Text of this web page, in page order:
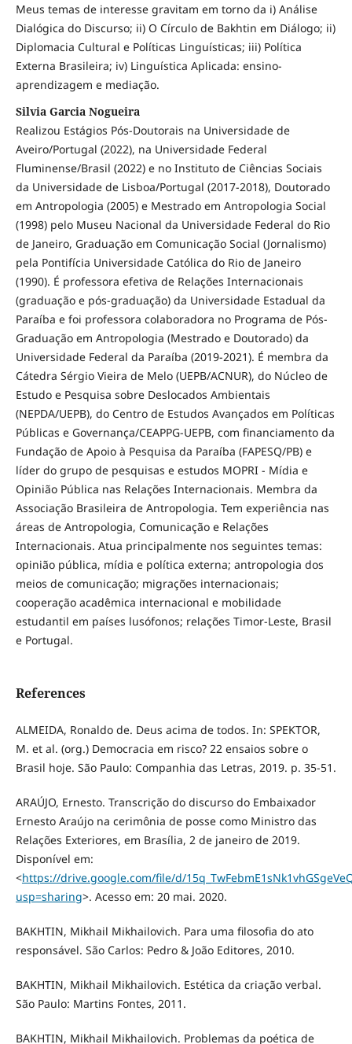
Meus temas de interesse gravitam em torno da i) Análise
Dialógica do Discurso; ii) O Círculo de Bakhtin em Diálogo; ii)
Diplomacia Cultural e Políticas Linguísticas; iii) Política
Externa Brasileira; iv) Linguística Aplicada: ensino-
aprendizagem e mediação.
Silvia Garcia Nogueira
Realizou Estágios Pós-Doutorais na Universidade de
Aveiro/Portugal (2022), na Universidade Federal
Fluminense/Brasil (2022) e no Instituto de Ciências Sociais
da Universidade de Lisboa/Portugal (2017-2018), Doutorado
em Antropologia (2005) e Mestrado em Antropologia Social
(1998) pelo Museu Nacional da Universidade Federal do Rio
de Janeiro, Graduação em Comunicação Social (Jornalismo)
pela Pontifícia Universidade Católica do Rio de Janeiro
(1990). É professora efetiva de Relações Internacionais
(graduação e pós-graduação) da Universidade Estadual da
Paraíba e foi professora colaboradora no Programa de Pós-
Graduação em Antropologia (Mestrado e Doutorado) da
Universidade Federal da Paraíba (2019-2021). É membra da
Cátedra Sérgio Vieira de Melo (UEPB/ACNUR), do Núcleo de
Estudo e Pesquisa sobre Deslocados Ambientais
(NEPDA/UEPB), do Centro de Estudos Avançados em Políticas
Públicas e Governança/CEAPPG-UEPB, com financiamento da
Fundação de Apoio à Pesquisa da Paraíba (FAPESQ/PB) e
líder do grupo de pesquisas e estudos MOPRI - Mídia e
Opinião Pública nas Relações Internacionais. Membra da
Associação Brasileira de Antropologia. Tem experiência nas
áreas de Antropologia, Comunicação e Relações
Internacionais. Atua principalmente nos seguintes temas:
opinião pública, mídia e política externa; antropologia dos
meios de comunicação; migrações internacionais;
cooperação acadêmica internacional e mobilidade
estudantil em países lusófonos; relações Timor-Leste, Brasil
e Portugal.
References
ALMEIDA, Ronaldo de. Deus acima de todos. In: SPEKTOR,
M. et al. (org.) Democracia em risco? 22 ensaios sobre o
Brasil hoje. São Paulo: Companhia das Letras, 2019. p. 35-51.
ARAÚJO, Ernesto. Transcrição do discurso do Embaixador
Ernesto Araújo na cerimônia de posse como Ministro das
Relações Exteriores, em Brasília, 2 de janeiro de 2019.
Disponível em:
<https://drive.google.com/file/d/
usp=sharing>. Acesso em: 20 mai. 2020.
BAKHTIN, Mikhail Mikhailovich. Para uma filosofia do ato
responsável. São Carlos: Pedro & João Editores, 2010.
BAKHTIN, Mikhail Mikhailovich. Estética da criação verbal.
São Paulo: Martins Fontes, 2011.
BAKHTIN, Mikhail Mikhailovich. Problemas da poética de